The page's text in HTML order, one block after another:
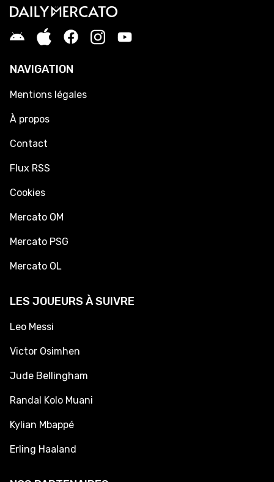
NAVIGATION
Mentions légales
À propos
Contact
Flux RSS
Cookies
Mercato OM
Mercato PSG
Mercato OL
LES JOUEURS À SUIVRE
Leo Messi
Victor Osimhen
Jude Bellingham
Randal Kolo Muani
Kylian Mbappé
Erling Haaland